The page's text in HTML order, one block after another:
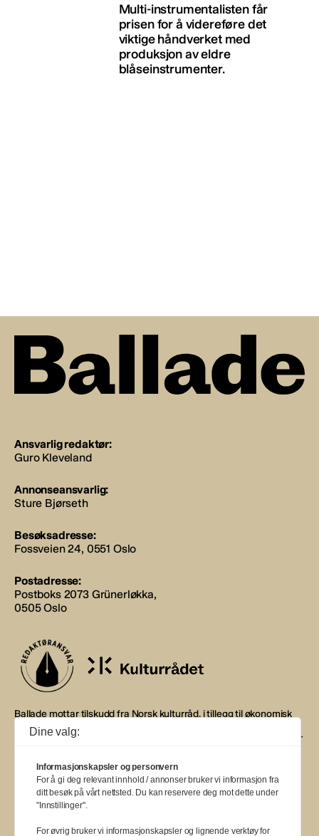
Multi-instrumentalisten får
prisen for å videreføre det
viktige håndverket med
produksjon av eldre
blåseinstrumenter.
Ansvarlig redaktør:
Guro Kleveland
Annonseansvarlig:
Sture Bjørseth
Besøksadresse:
Fossveien 24, 0551 Oslo
Postadresse:
Postboks 2073 Grünerløkka,
0505 Oslo
Ballade mottar tilskudd fra Norsk kulturråd, i tillegg til økonomisk
støtte fra eierne NOPA, Norsk komponistforening og
Musikkforleggerne. Ballade drives etter Redaktør- og Vær Varsom-
BALLADE — NORGES MUSIKKMAGASIN
Dine valg:
Informasjonskapsler og personvern
For å gi deg relevant innhold / annonser bruker vi informasjon fra
ditt besøk på vårt nettsted. Du kan reservere deg mot dette under
"Innstillinger".
For øvrig bruker vi informasjonskapsler og lignende verktøy for